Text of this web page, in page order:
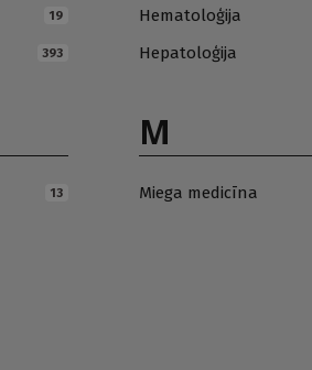
19
393
Hematoloģija
Hepatoloģija
13
M
Miega medicīna